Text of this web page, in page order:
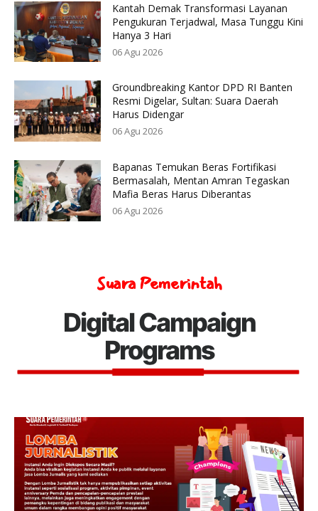
Kantah Demak Transformasi Layanan
Pengukuran Terjadwal, Masa Tunggu Kini
Hanya 3 Hari
06 Agu 2026
Groundbreaking Kantor DPD RI Banten
Resmi Digelar, Sultan: Suara Daerah
Harus Didengar
06 Agu 2026
Bapanas Temukan Beras Fortifikasi
Bermasalah, Mentan Amran Tegaskan
Mafia Beras Harus Diberantas
06 Agu 2026
Suara Pemerintah
Digital Campaign
Programs